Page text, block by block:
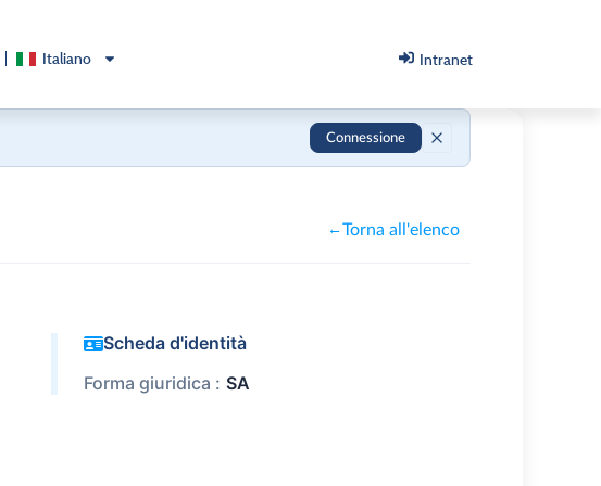
Italiano Intranet
Connessione
←Torna all'elenco
Scheda d'identità
Forma giuridica : SA